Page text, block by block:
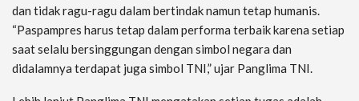
dan tidak ragu-ragu dalam bertindak namun tetap humanis.
“Paspampres harus tetap dalam performa terbaik karena setiap
saat selalu bersinggungan dengan simbol negara dan
didalamnya terdapat juga simbol TNI,” ujar Panglima TNI.